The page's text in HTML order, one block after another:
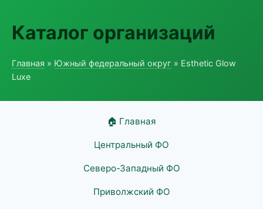
Каталог организаций
Главная » Южный федеральный округ » Esthetic Glow
Luxe
🏠 Главная
Центральный ФО
Северо-Западный ФО
Приволжский ФО